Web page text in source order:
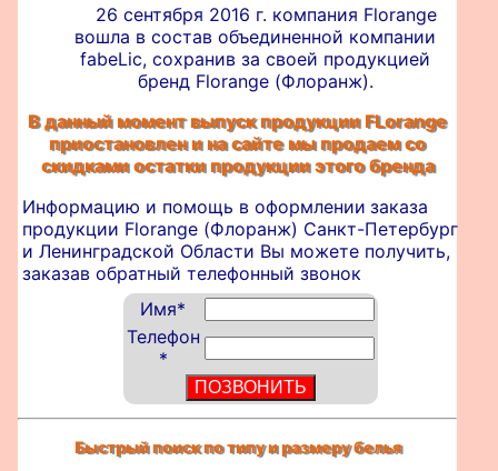
26 сентября 2016 г. компания Florange
вошла в состав объединенной компании
fabeLic, сохранив за своей продукцией
бренд Florange (Флоранж).
В данный момент выпуск продукции FLorange
приостановлен и на сайте мы продаем со
скидками остатки продукции этого бренда
Информацию и помощь в оформлении заказа
продукции Florange (Флоранж) Санкт-Петербург
и Ленинградской Области Вы можете получить,
заказав обратный телефонный звонок
Имя*
Телефон
*
Быстрый поиск по типу и размеру белья